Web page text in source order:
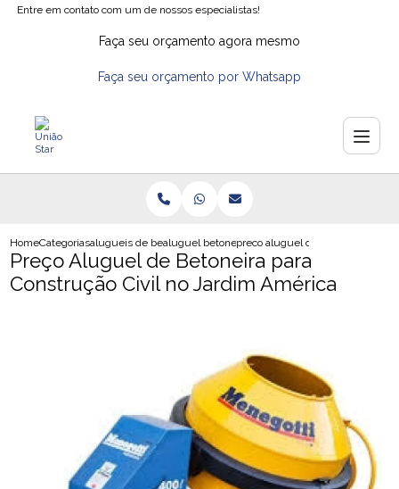
Entre em contato com um de nossos especialistas!
Faça seu orçamento agora mesmo
Faça seu orçamento por Whatsapp
HomeCategoriasalugueis de betoneirasaluguel betoneira sppreco aluguel de betoneira para
Preço Aluguel de Betoneira para
Construção Civil no Jardim América